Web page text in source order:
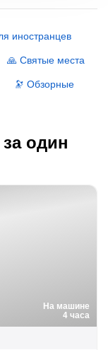
иностранцев
🙏 Святые места
🔭 Обзорные
один
На машине
4 часа